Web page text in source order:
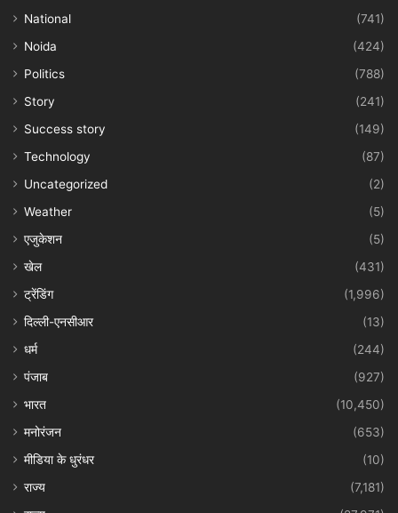
National
(741)
Noida
(424)
Politics
(788)
Story
(241)
Success story
(149)
Technology
(87)
Uncategorized
(2)
Weather
(5)
एजुकेशन
(5)
खेल
(431)
ट्रेंडिंग
(1,996)
दिल्ली-एनसीआर
(13)
धर्म
(244)
पंजाब
(927)
भारत
(10,450)
मनोरंजन
(653)
मीडिया के धुरंधर
(10)
राज्य
(7,181)